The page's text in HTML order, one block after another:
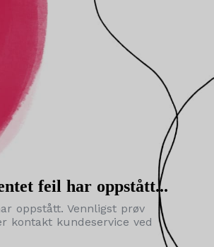
feil har oppstått...
oppstått. Vennligst prøv
kontakt kundeservice ved